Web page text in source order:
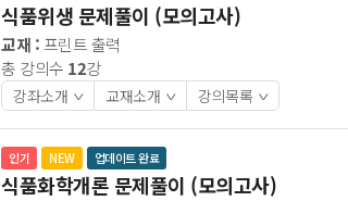
식품위생 문제풀이 (모의고사)
교재 : 프린트 출력
총 강의수 12강
강좌소개> 교재소개> 강의목록>
인기 NEW 업데이트 완료
식품화학개론 문제풀이 (모의고사)